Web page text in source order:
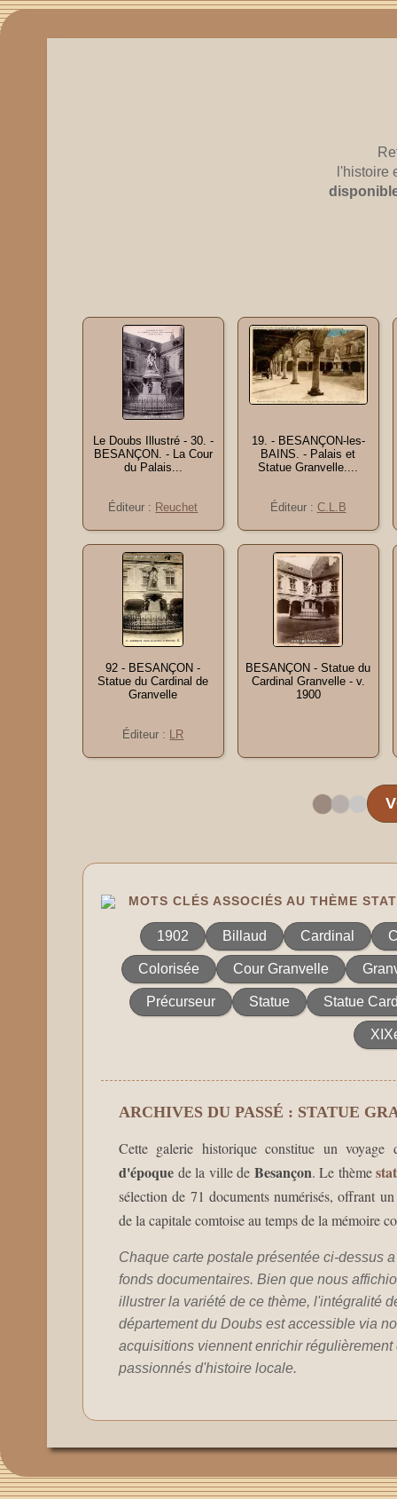
l'histoire
Le Doubs Illustré - 30. -
BESANÇON. - La Cour
du Palais...
Éditeur : Reuchet
19. - BESANÇON-les-
BAINS. - Palais et
Statue Granvelle....
Éditeur : C.L.B
92 - BESANÇON -
Statue du Cardinal de
Granvelle
Éditeur : LR
BESANÇON - Statue du
Cardinal Granvelle - v.
1900
MOTS CLÉS ASSOCIÉS AU THÈME
1902 Billaud Cardinal
Colorisée Cour Granvelle
Précurseur Statue Statue
ARCHIVES DU PASSÉ : STATUE
Cette galerie historique constitue un
d'époque de la ville de Besançon. Le thème
sélection de 71 documents numérisés, offrant
de la capitale comtoise au temps de la mémoire
Chaque carte postale présentée ci-dessus
fonds documentaires. Bien que nous
illustrer la variété de ce thème, l'intégralité
département du Doubs est accessible via
acquisitions viennent enrichir
passionnés d'histoire locale.